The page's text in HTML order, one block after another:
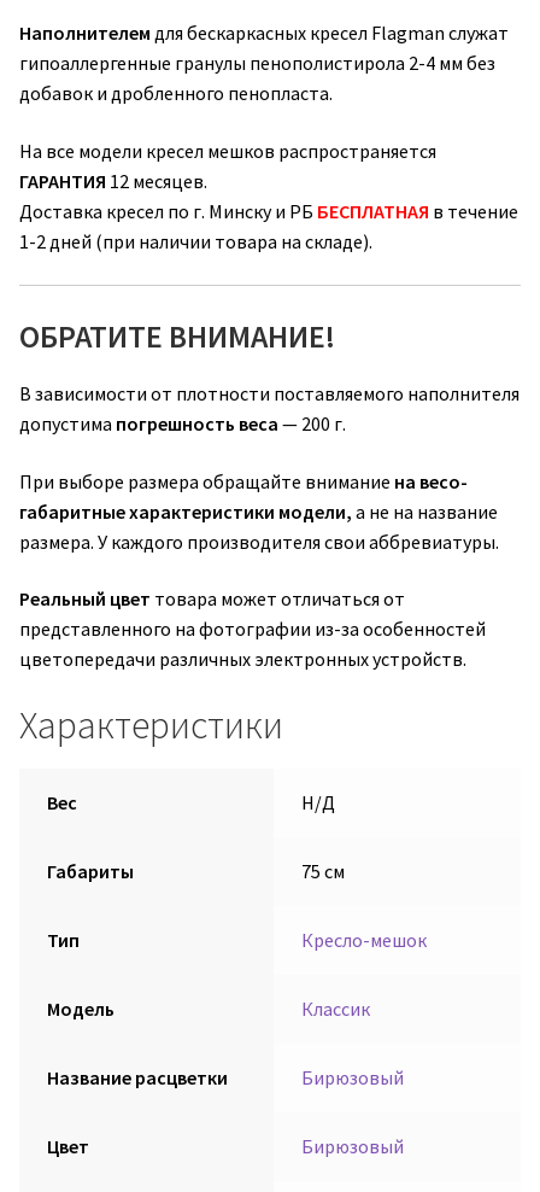
Наполнителем для бескаркасных кресел Flagman служат
гипоаллергенные гранулы пенополистирола 2-4 мм без
добавок и дробленного пенопласта.
На все модели кресел мешков распространяется
ГАРАНТИЯ 12 месяцев.
Доставка кресел по г. Минску и РБ БЕСПЛАТНАЯ в течение
1-2 дней (при наличии товара на складе).
ОБРАТИТЕ ВНИМАНИЕ!
В зависимости от плотности поставляемого наполнителя
допустима погрешность веса — 200 г.
При выборе размера обращайте внимание на весо-
габаритные характеристики модели, а не на название
размера. У каждого производителя свои аббревиатуры.
Реальный цвет товара может отличаться от
представленного на фотографии из-за особенностей
цветопередачи различных электронных устройств.
Характеристики
Вес Н/Д
Габариты 75 см
Тип Кресло-мешок
Модель Классик
Название расцветки Бирюзовый
Цвет Бирюзовый